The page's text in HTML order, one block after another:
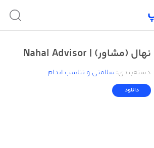
نهال (مشاور) | Nahal Advisor
دسته‌بندی: سلامتی و تناسب اندام
دانلود